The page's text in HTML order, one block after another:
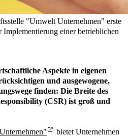
"Umwelt Unternehmen" erste
einer betrieblichen
Aspekte in eigenen
und ausgewogene,
finden: Die Breite des
(CSR) ist groß und
bietet Unternehmen